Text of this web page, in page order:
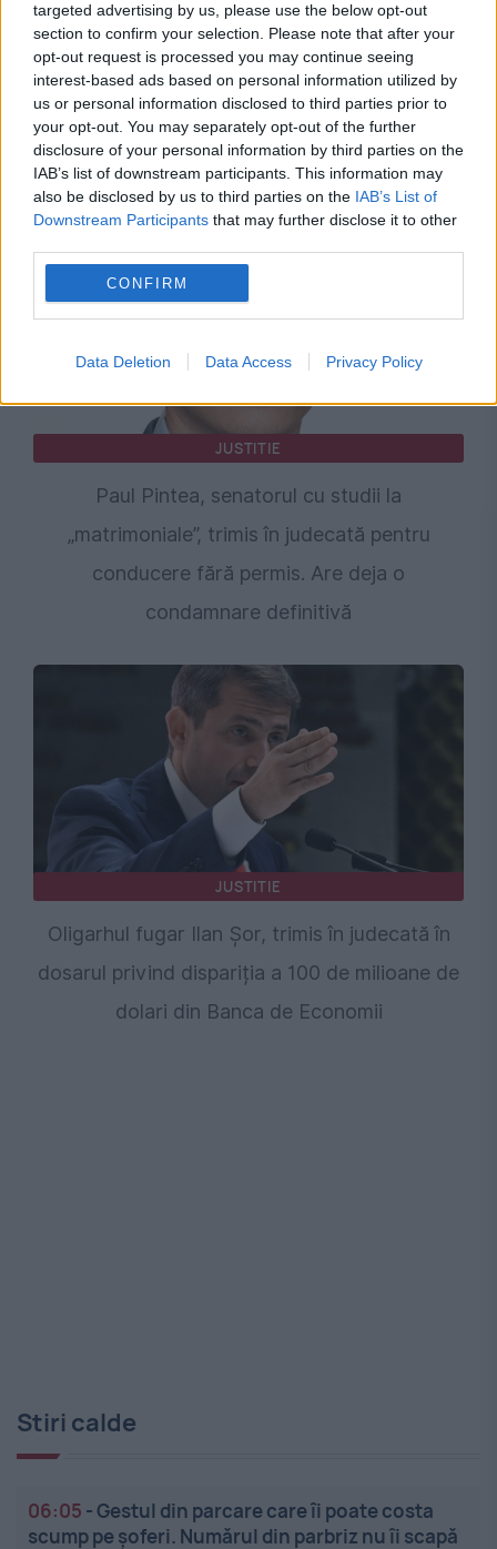
targeted advertising by us, please use the below opt-out
section to confirm your selection. Please note that after your
opt-out request is processed you may continue seeing
interest-based ads based on personal information utilized by
us or personal information disclosed to third parties prior to
your opt-out. You may separately opt-out of the further
disclosure of your personal information by third parties on the
IAB’s list of downstream participants. This information may
also be disclosed by us to third parties on the IAB’s List of
Downstream Participants that may further disclose it to other
CONFIRM
Data Deletion Data Access Privacy Policy
SOCIAL
Începe restaurarea Coifului de la Coțofenești.
Ce au descoperit specialiștii după recuperarea
tezaurului furat
JUSTITIE
Paul Pintea, senatorul cu studii la
„matrimoniale”, trimis în judecată pentru
conducere fără permis. Are deja o
condamnare definitivă
JUSTITIE
Oligarhul fugar Ilan Șor, trimis în judecată în
dosarul privind dispariția a 100 de milioane de
dolari din Banca de Economii
Stiri calde
06:05 -Gestul din parcare care îi poate costa
scump pe șoferi. Numărul din parbriz nu îi scapă